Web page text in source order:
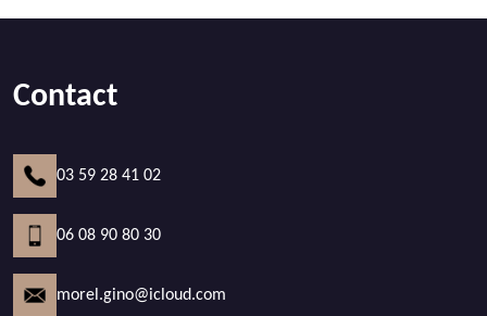
Contact
03 59 28 41 02
06 08 90 80 30
morel.gino@icloud.com